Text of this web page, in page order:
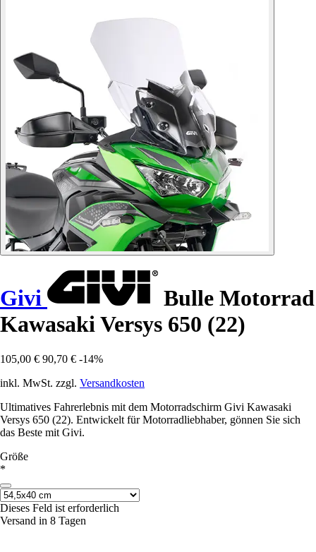
Givi
Bulle Motorrad
Kawasaki Versys 650 (22)
105,00 € 90,70 € -14%
inkl. MwSt. zzgl. Versandkosten
Ultimatives Fahrerlebnis mit dem Motorradschirm Givi Kawasaki
Versys 650 (22). Entwickelt für Motorradliebhaber, gönnen Sie sich
das Beste mit Givi.
Größe
*
Dieses Feld ist erforderlich
Versand in 8 Tagen